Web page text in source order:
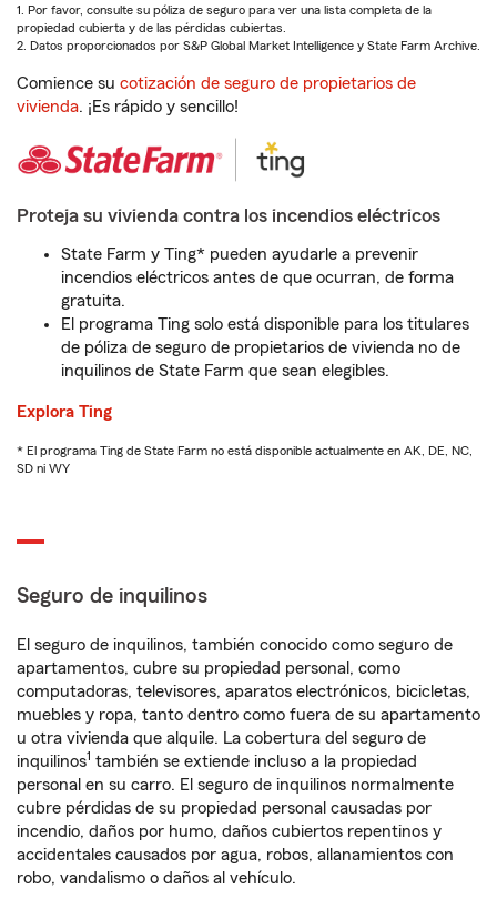
1. Por favor, consulte su póliza de seguro para ver una lista completa de la
propiedad cubierta y de las pérdidas cubiertas.
2. Datos proporcionados por S&P Global Market Intelligence y State Farm Archive.
Comience su cotización de seguro de propietarios de
vivienda. ¡Es rápido y sencillo!
Proteja su vivienda contra los incendios eléctricos
State Farm y Ting* pueden ayudarle a prevenir
incendios eléctricos antes de que ocurran, de forma
gratuita.
El programa Ting solo está disponible para los titulares
de póliza de seguro de propietarios de vivienda no de
inquilinos de State Farm que sean elegibles.
Explora Ting
* El programa Ting de State Farm no está disponible actualmente en AK, DE, NC,
SD ni WY
Seguro de inquilinos
El seguro de inquilinos, también conocido como seguro de
apartamentos, cubre su propiedad personal, como
computadoras, televisores, aparatos electrónicos, bicicletas,
muebles y ropa, tanto dentro como fuera de su apartamento
u otra vivienda que alquile. La cobertura del seguro de
inquilinos1 también se extiende incluso a la propiedad
personal en su carro. El seguro de inquilinos normalmente
cubre pérdidas de su propiedad personal causadas por
incendio, daños por humo, daños cubiertos repentinos y
accidentales causados por agua, robos, allanamientos con
robo, vandalismo o daños al vehículo.